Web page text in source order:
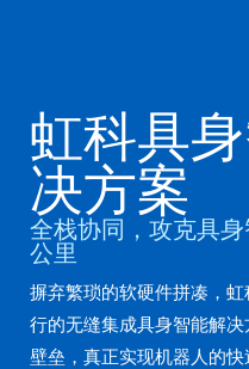
虹科具
决方案
全栈协同，攻克具
公里
摒弃繁琐的软硬件拼凑，
行的无缝集成具身智能解
壁垒，真正实现机器人的